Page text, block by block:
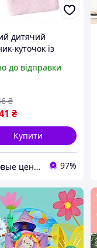
дитячий
куточок із
рушник
"Слон рожевий"
до відправки
₴
₴
Купити
Оптовые цены на Всё! 97%